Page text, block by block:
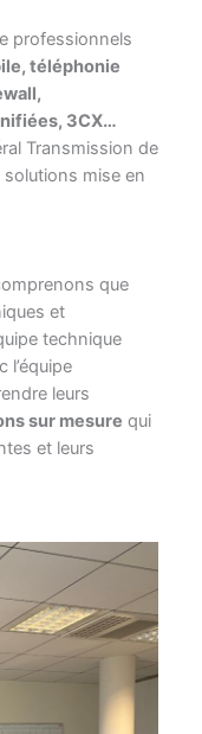
professionnels
téléphonie
3CX…
Transmission de
mise en
que
et
technique
l’équipe
leurs
sur mesure qui
et leurs